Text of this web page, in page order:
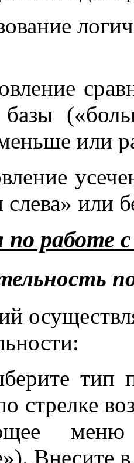
или
или
по работе
тип
стрелке
Внесите